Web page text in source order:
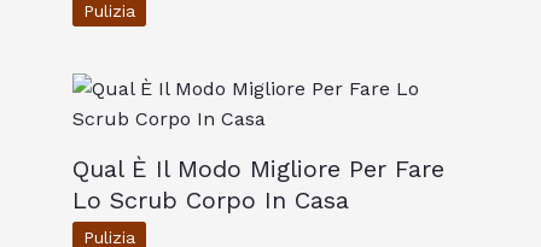
Pulizia
Qual È Il Modo Migliore Per Fare
Lo Scrub Corpo In Casa
Pulizia